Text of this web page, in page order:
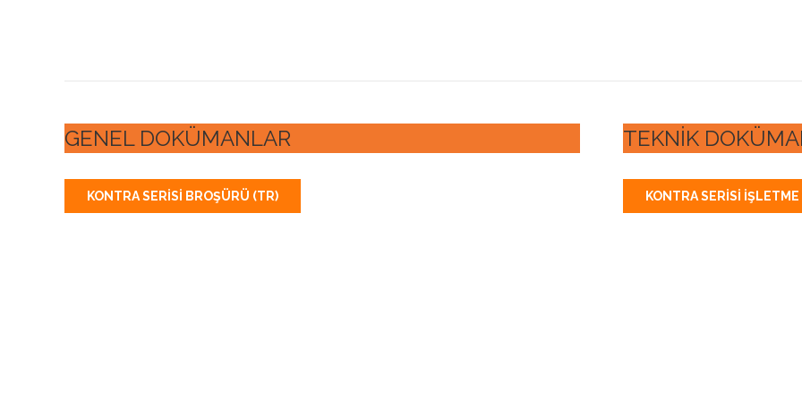
GENEL DOKÜMANLAR
KONTRA SERISI BROŞÜRÜ (TR)
TEKNİK
KONTRA SERISI